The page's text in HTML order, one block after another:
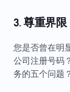
3. 尊重界
您是否曾在明
公司注册号码
务的五个问题